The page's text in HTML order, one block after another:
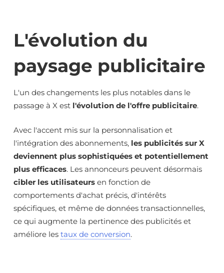
L'évolution du
paysage publicitaire
L'un des changements les plus notables dans le
passage à X est l'évolution de l'offre publicitaire.
Avec l'accent mis sur la personnalisation et
l'intégration des abonnements, les publicités sur X
deviennent plus sophistiquées et potentiellement
plus efficaces. Les annonceurs peuvent désormais
cibler les utilisateurs en fonction de
comportements d'achat précis, d'intérêts
spécifiques, et même de données transactionnelles,
ce qui augmente la pertinence des publicités et
améliore les taux de conversion.